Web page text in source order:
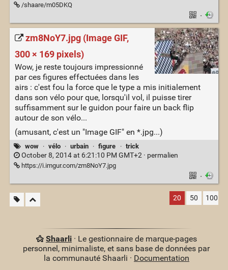
/shaare/m05DKQ
·
zm8NoY7.jpg (Image GIF,
300 × 169 pixels)
Wow, je reste toujours impressionné
par ces figures effectuées dans les
airs : c'est fou la force que le type a mis initialement
dans son vélo pour que, lorsqu'il vol, il puisse tirer
suffisamment sur le guidon pour faire un back flip
autour de son vélo...
(amusant, c'est un "Image GIF" en *.jpg...)
wow · vélo · urbain · figure · trick
October 8, 2014 at 6:21:10 PM GMT+2 · permalien
https://i.imgur.com/zm8NoY7.jpg
·
20 50 100
Shaarli· Le gestionnaire de marque-pages
personnel, minimaliste, et sans base de données par
la communauté Shaarli · Documentation